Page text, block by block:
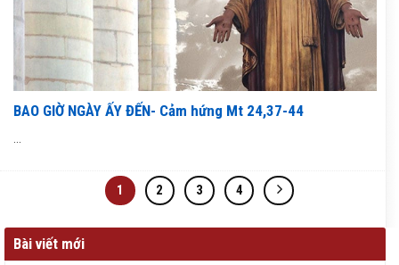
BAO GIỜ NGÀY ẤY ĐẾN- Cảm hứng Mt 24,37-44
...
1 2 3 4
Bài viết mới